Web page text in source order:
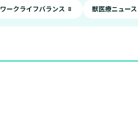
ワークライフバランス 8 獣医療ニュース